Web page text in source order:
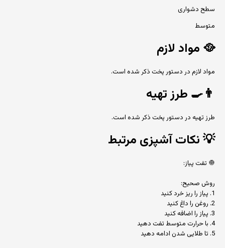
سطح دشواری
متوسط
🥘 مواد لازم
مواد لازم در دستور پخت ذکر شده است.
👨‍🍳 طرز تهیه
طرز تهیه در دستور پخت ذکر شده است.
💡نکات آشپزی مرتبط
🧅 تفت پیاز:
روش صحیح:
1. پیاز را ریز خرد کنید
2. روغن را داغ کنید
3. پیاز را اضافه کنید
4. با حرارت متوسط تفت دهید
5. تا طلایی شدن ادامه دهید